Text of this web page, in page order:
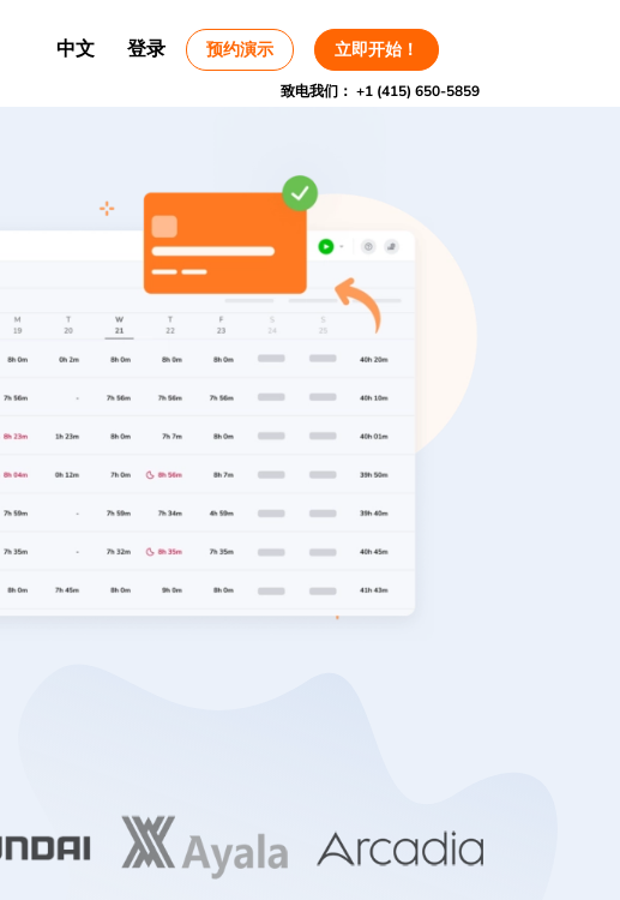
中文 登录 预约演示 立即开始！
致电我们： +1 (415) 650-5859